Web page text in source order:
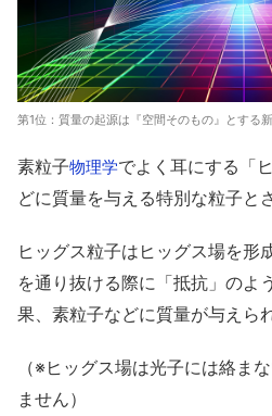
第1位：質量の起源は『空間そのもの』とする
素粒子物理学でよく耳にする「
どに質量を与える特別な粒子と
ヒッグス粒子はヒッグス場を形
を通り抜ける際に「抵抗」のよ
果、素粒子などに質量が与えら
（※ヒッグス場は光子には絡ま
ません）